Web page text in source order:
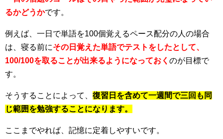
るかどうかです。
例えば、一日で単語を100個覚えるペース配分の人の場合
は、寝る前にその日覚えた単語でテストをしたとして、
100/100を取ることが出来るようになっておく のが目標で
す。
そうすることによって、 復習日を含めて一週間で三回も同
じ範囲を勉強することになります。
ここまでやれば、記憶に定着しやすいです。